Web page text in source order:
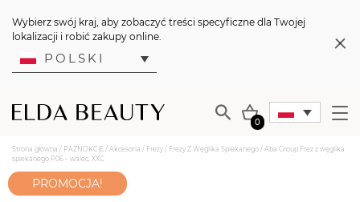
Wybierz swój kraj, aby zobaczyć treści specyficzne dla Twojej
lokalizacji i robić zakupy online.
POLSKI
0
Strona główna / PAZNOKCIE / Akcesoria / Frezy / Frezy Z Węglika Spiekanego / Aba Group Frez z węglika
spiekanego P06 – walec, XXC
PROMOCJA!